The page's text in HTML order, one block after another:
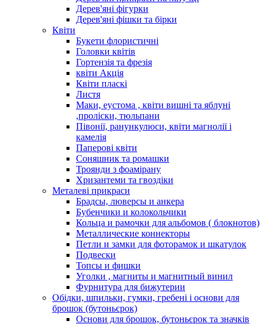
Дерев'яні фігурки
Дерев'яні фішки та бірки
Квіти
Букети флористичні
Головки квітів
Гортензія та фрезія
квіти Акція
Квіти пласкі
Листя
Маки, еустома , квіти вишні та яблуні
,проліски, тюльпани
Півонії, ранункулюси, квіти магнолії і
камелія
Паперові квіти
Соняшник та ромашки
Троянди з фоамірану
Хризантеми та гвоздіки
Металеві прикраси
Брадсы, люверсы и анкера
Бубенчики и колокольчики
Кольца и рамочки для альбомов ( блокнотов)
Металлические коннекторы
Петли и замки для фоторамок и шкатулок
Подвески
Топсы и фишки
Уголки , магниты и магнитный винил
Фурнитура для бижутерии
Обідки, шпильки, гумки, гребені і основи для
брошок (бутоньєрок)
Основи для брошок, бутоньєрок та значків